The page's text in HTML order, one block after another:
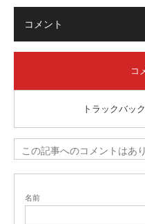
コメント
コ
トラックバッ
この記事へのコメントはあ
名前